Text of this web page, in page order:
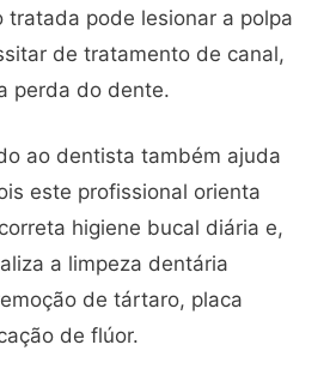
tratada pode lesionar a polpa
de tratamento de canal,
perda do dente.
ao dentista também ajuda
este profissional orienta
higiene bucal diária e,
a limpeza dentária
de tártaro, placa
de flúor.